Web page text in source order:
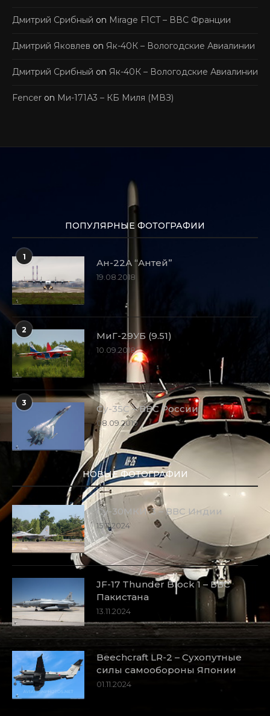
Дмитрий Срибный on Mirage F1CT – ВВС Франции
Дмитрий Яковлев on Як-40К – Вологодские Авиалинии
Дмитрий Срибный on Як-40К – Вологодские Авиалинии
Fencer on Ми-171А3 – КБ Миля (МВЗ)
ПОПУЛЯРНЫЕ ФОТОГРАФИИ
1
Ан-22А “Антей”
19.08.2018
2
МиГ-29УБ (9.51)
10.09.2018
3
Су-35С – ВВС России
08.09.2019
НОВЫЕ ФОТОГРАФИИ
Су-30МКИ-3 – ВВС Индии
15.11.2024
JF-17 Thunder Block 1 – ВВС
Пакистана
13.11.2024
Beechcraft LR-2 – Сухопутные
силы самообороны Японии
01.11.2024